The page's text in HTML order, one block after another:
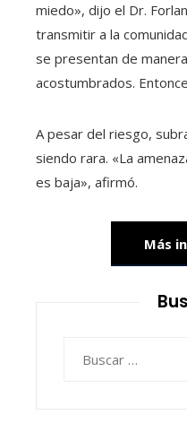
miedo», dijo el Dr.
transmitir a la
se presentan de
acostumbrados.
A pesar del riesgo,
siendo rara. «La
es baja», afirmó.
Más